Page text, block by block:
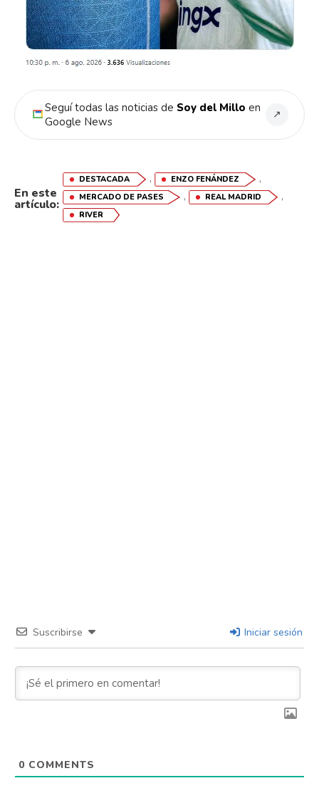
Seguí todas las noticias de Soy del Millo en
Google News
↗
En este
artículo:
DESTACADA , ENZO FENÁNDEZ ,
MERCADO DE PASES , REAL MADRID ,
RIVER
Suscribirse Iniciar sesión
0 COMMENTS
Reddit
Pinterest